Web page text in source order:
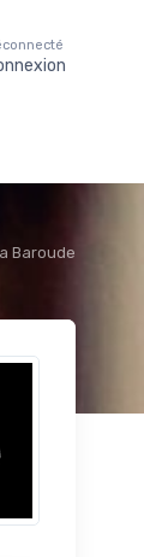
Baroude